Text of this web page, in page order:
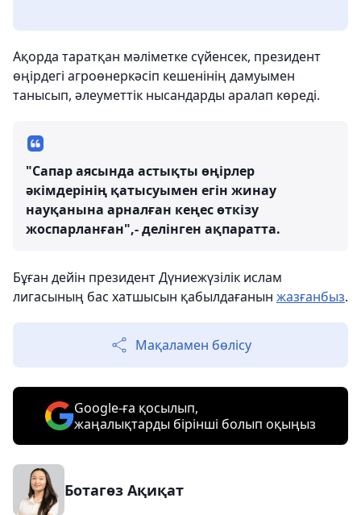
Ақорда таратқан мәліметке сүйенсек, президент
өңірдегі агроөнеркәсіп кешенінің дамуымен
танысып, әлеуметтік нысандарды аралап көреді.
"Сапар аясында астықты өңірлер
әкімдерінің қатысуымен егін жинау
науқанына арналған кеңес өткізу
жоспарланған",- делінген ақпаратта.
Бұған дейін президент Дүниежүзілік ислам
лигасының бас хатшысын қабылдағанын жазғанбыз.
Мақаламен бөлісу
Google-ға қосылып,
жаңалықтарды бірінші болып оқыңыз
Ботагөз Ақиқат